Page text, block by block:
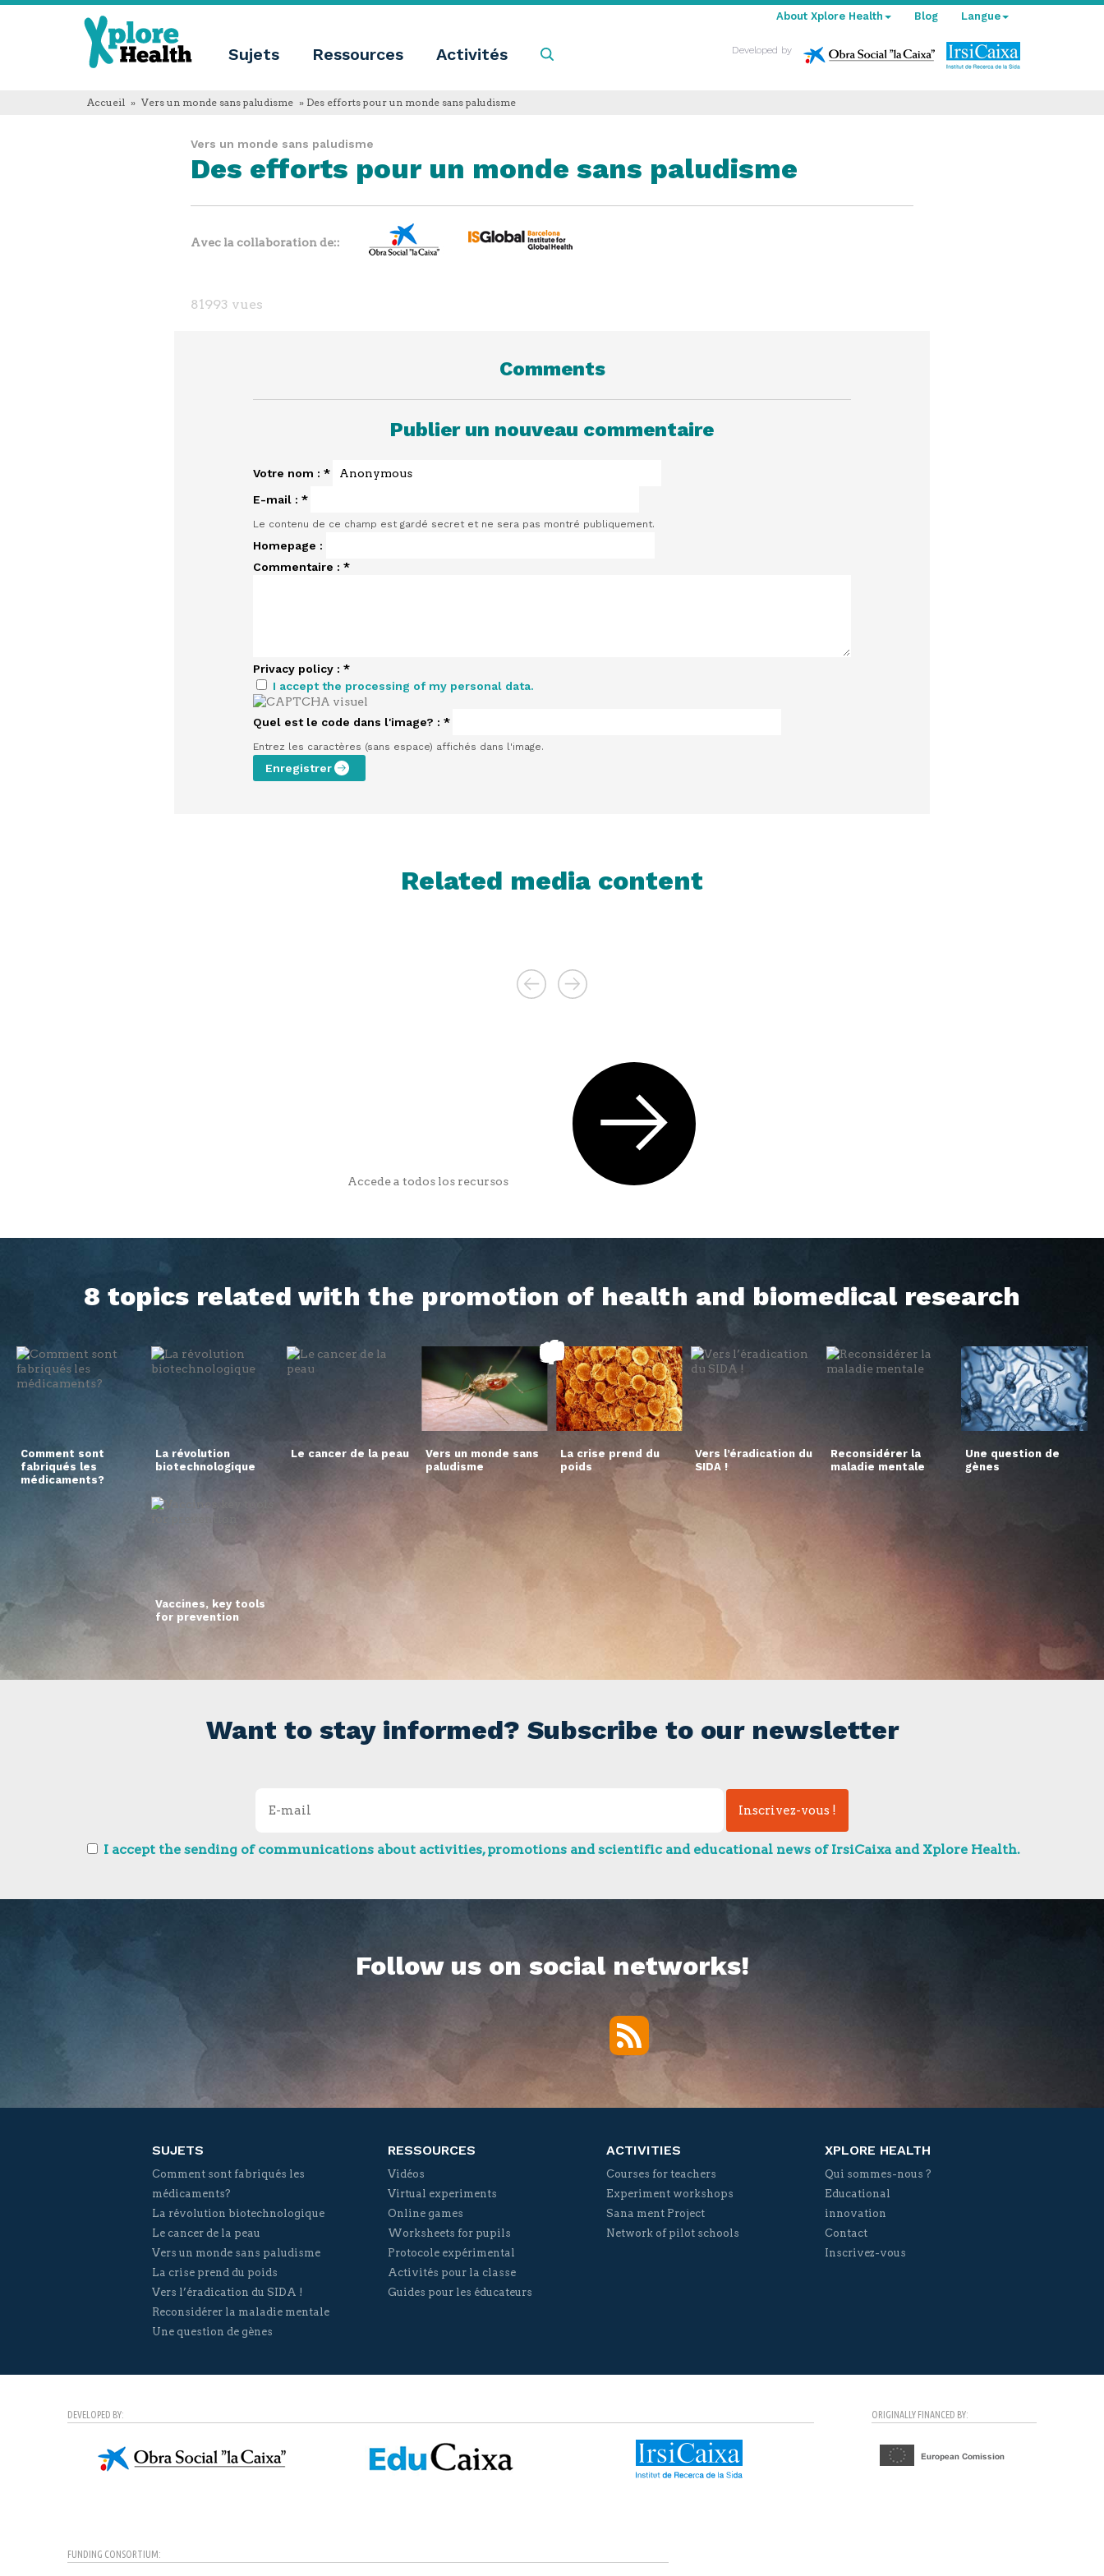
Xplore
Health
Sujets Ressources Activités
Xplore
sommes-
Educational
Blog
English
Català
Langue
About Xplore Health Blog
Developed by
Accueil » Vers un monde sans paludisme » Des efforts pour un monde sans paludisme
Vers un monde sans paludisme
Des efforts pour un monde sans paludisme
Avec la collaboration de:
81993 vues
Comments
Publier un nouveau commentaire
Votre nom : *
E-mail : *
Le contenu de ce champ est gardé secret et ne sera pas montré publiquement.
Homepage :
Commentaire : *
Privacy policy : *
I accept the processing of my personal data.
Quel est le code dans l'image? : *
Entrez les caractères (sans espace) affichés dans l'image.
Related media content
Accede a todos los recursos
8 topics related with the promotion of health and biomedical research
Comment sont
fabriqués les
médicaments?
La révolution
biotechnologique
Le cancer de la peau
Vers un monde sans
paludisme
La crise prend du
poids
Vers l’éradication du
SIDA !
Reconsidérer la
maladie mentale
Une question de
gènes
Vaccines, key tools
for prevention
Want to stay informed? Subscribe to our newsletter
I accept the sending of communications about activities, promotions and scientific and educational news of IrsiCaixa and Xplore Health.
Follow us on social networks!
RSS
SUJETS
Comment sont fabriqués les
médicaments?
La révolution biotechnologique
Le cancer de la peau
Vers un monde sans paludisme
La crise prend du poids
Vers l’éradication du SIDA !
Reconsidérer la maladie mentale
Une question de gènes
RESSOURCES
Vidéos
Virtual experiments
Online games
Worksheets for pupils
Protocole expérimental
Activités pour la classe
Guides pour les éducateurs
ACTIVITIES
Courses for teachers
Experiment workshops
Sana ment Project
Network of pilot schools
XPLORE HEALTH
Qui sommes-nous ?
Educational
innovation
Contact
Inscrivez-vous
DEVELOPED BY: ORIGINALLY FINANCED BY:
FUNDING CONSORTIUM: